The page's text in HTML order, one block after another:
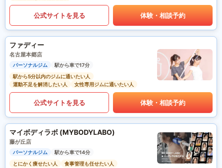
公式サイトを見る 体験・相談予約
ファディー
名古屋本郷店
パーソナルジム
駅から車で17分
駅から5分以内のジムに通いたい人
運動不足を解消したい人
女性専用ジムに通いたい人
公式サイトを見る 体験・相談予約
マイボディラボ (MYBODYLABO)
藤が丘店
パーソナルジム
駅から車で14分
とにかく痩せたい人
食事管理も任せたい人